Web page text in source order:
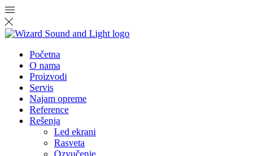
Početna
O nama
Proizvodi
Servis
Najam opreme
Reference
Rešenja
Led ekrani
Rasveta
Ozvučenje